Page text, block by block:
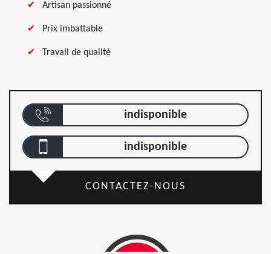
Artisan passionné
Prix imbattable
Travail de qualité
indisponible
indisponible
CONTACTEZ-NOUS